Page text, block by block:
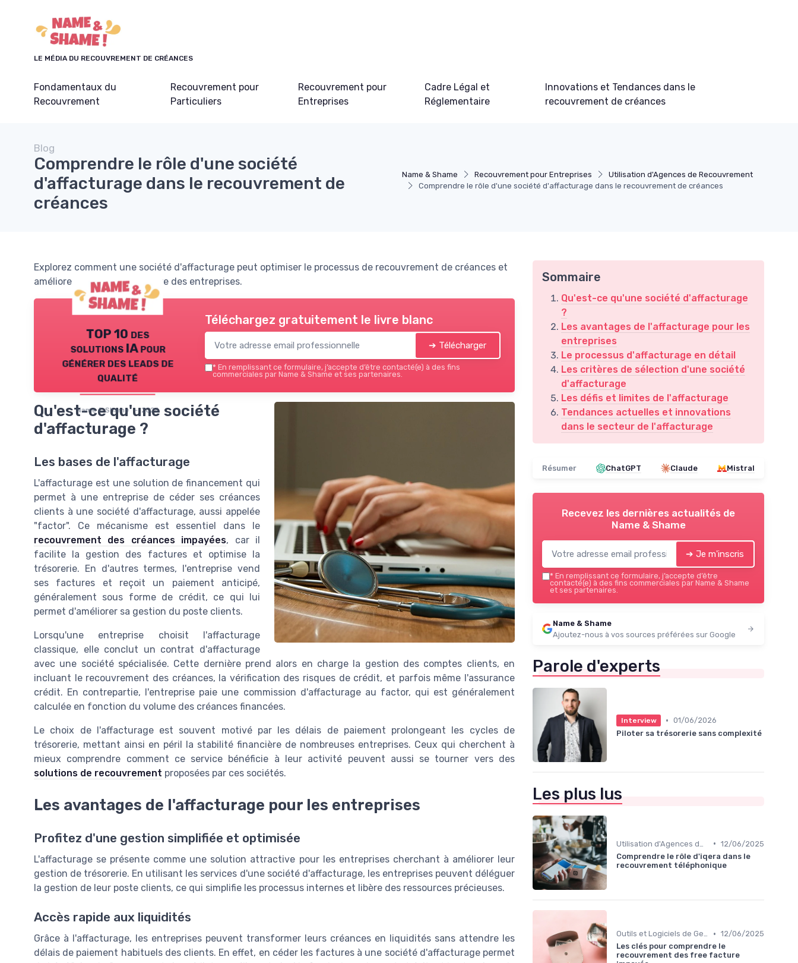
LE MÉDIA DU RECOUVREMENT DE CRÉANCES
Fondamentaux du
Recouvrement
Recouvrement pour
Particuliers
Recouvrement pour
Entreprises
Cadre Légal et
Réglementaire
Innovations et Tendances dans le
recouvrement de créances
Name & Shame Recouvrement pour Entreprises
Utilisation d'Agences de Recouvrement
Comprendre le rôle d'une société d'affacturage dans le recouvrement de créances
Blog
Comprendre le rôle d'une société
d'affacturage dans le recouvrement de
créances
Explorez comment une société d'affacturage peut optimiser le processus de recouvrement de créances et
améliorer la gestion financière des entreprises.
TOP 10 des
solutions IA pour
générer des leads de
qualité
Name & Shame — 2026
Téléchargez gratuitement le livre blanc
➔ Télécharger
* En remplissant ce formulaire, j’accepte d’être contacté(e) à des fins
commerciales par Name & Shame et ses partenaires.
Qu'est-ce qu'une société
d'affacturage ?
Les bases de l'affacturage
L'affacturage est une solution de financement qui
permet à une entreprise de céder ses créances
clients à une société d'affacturage, aussi appelée
"factor". Ce mécanisme est essentiel dans le
recouvrement des créances impayées, car il
facilite la gestion des factures et optimise la
trésorerie. En d'autres termes, l'entreprise vend
ses factures et reçoit un paiement anticipé,
généralement sous forme de crédit, ce qui lui
permet d'améliorer sa gestion du poste clients.
Lorsqu'une entreprise choisit l'affacturage
classique, elle conclut un contrat d'affacturage
avec une société spécialisée. Cette dernière prend alors en charge la gestion des comptes clients, en
incluant le recouvrement des créances, la vérification des risques de crédit, et parfois même l'assurance
crédit. En contrepartie, l'entreprise paie une commission d'affacturage au factor, qui est généralement
calculée en fonction du volume des créances financées.
Le choix de l'affacturage est souvent motivé par les délais de paiement prolongeant les cycles de
trésorerie, mettant ainsi en péril la stabilité financière de nombreuses entreprises. Ceux qui cherchent à
mieux comprendre comment ce service bénéficie à leur activité peuvent aussi se tourner vers des
solutions de recouvrement proposées par ces sociétés.
Les avantages de l'affacturage pour les entreprises
Profitez d'une gestion simplifiée et optimisée
L'affacturage se présente comme une solution attractive pour les entreprises cherchant à améliorer leur
gestion de trésorerie. En utilisant les services d'une société d'affacturage, les entreprises peuvent déléguer
la gestion de leur poste clients, ce qui simplifie les processus internes et libère des ressources précieuses.
Accès rapide aux liquidités
Grâce à l'affacturage, les entreprises peuvent transformer leurs créances en liquidités sans attendre les
délais de paiement habituels des clients. En effet, en céder les factures à une société d'affacturage permet
Sommaire
Qu'est-ce qu'une société d'affacturage
?
Les avantages de l'affacturage pour les
entreprises
Le processus d'affacturage en détail
Les critères de sélection d'une société
d'affacturage
Les défis et limites de l'affacturage
Tendances actuelles et innovations
dans le secteur de l'affacturage
Résumer ChatGPT Claude Mistral
Recevez les dernières actualités de
Name & Shame
➔ Je m'inscris
* En remplissant ce formulaire, j’accepte d’être
contacté(e) à des fins commerciales par Name & Shame
et ses partenaires.
Name & Shame
Ajoutez-nous à vos sources préférées sur Google
Parole d'experts
Interview • 01/06/2026
Piloter sa trésorerie sans complexité
Les plus lus
• 12/06/2025
Comprendre le rôle d'iqera dans le
recouvrement téléphonique
Outils et Logiciels de Gestion de Créances • 12/06/2025
Les clés pour comprendre le
recouvrement des free facture